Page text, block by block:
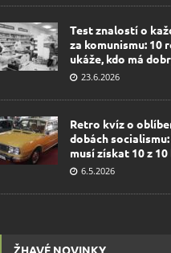
Test znalostí o
za komunismu: 10
ukáže, kdo má
23.6.2026
Retro kvíz o
dobách
musí získat 10 z 10
6.5.2026
ŽHAVÉ NOVINKY